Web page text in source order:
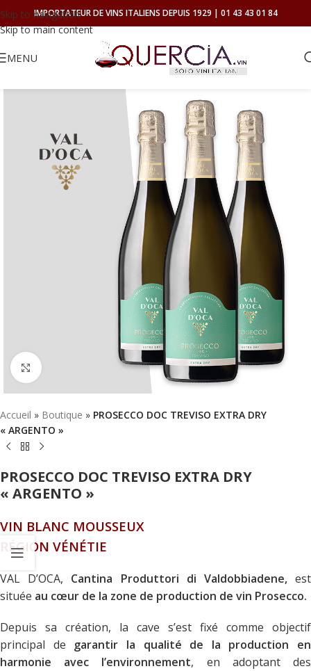
Skip to navigation
Skip to main content
IMPORTATEUR DE VINS ITALIENS DEPUIS 1929 | 01 43 43 01 84
MENU
Click to enlarge
Accueil » Boutique » PROSECCO DOC TREVISO EXTRA DRY
« ARGENTO »
PROSECCO DOC TREVISO EXTRA DRY
« ARGENTO »
VIN BLANC MOUSSEUX
RÉGION VÉNÉTIE
VAL D’OCA, Cantina Produttori di Valdobbiadene,est
située au cœur de la zone de production de vin Prosecco.
Depuis sa création, la cave s’est fixé comme objectif
principal de garantir la qualité de la production en
harmonie avec l’environnement, en adoptant des